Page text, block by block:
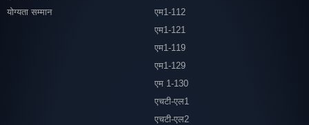
योग्यता सम्मान
एम1-112
एम1-121
एम1-119
एम1-129
एम 1-130
एचटी-एल1
एचटी-एल2